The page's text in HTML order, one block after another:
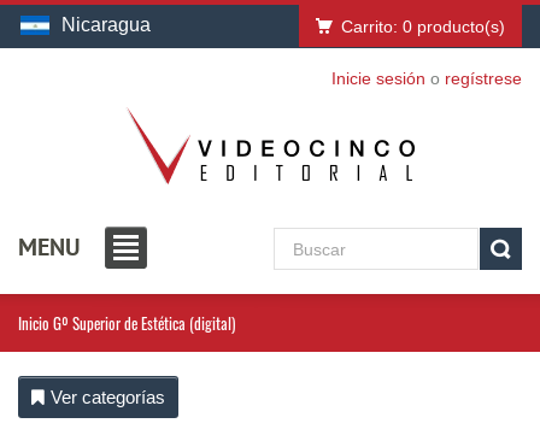
Nicaragua Carrito: 0 producto(s)
Inicie sesión o regístrese
MENU
Inicio Gº Superior de Estética (digital)
Ver categorías